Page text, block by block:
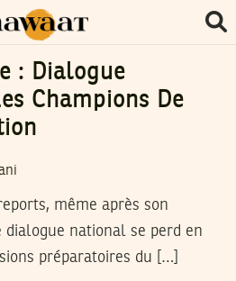
: Dialogue
Champions De
même après son
dialogue national se perd en
préparatoires du […]